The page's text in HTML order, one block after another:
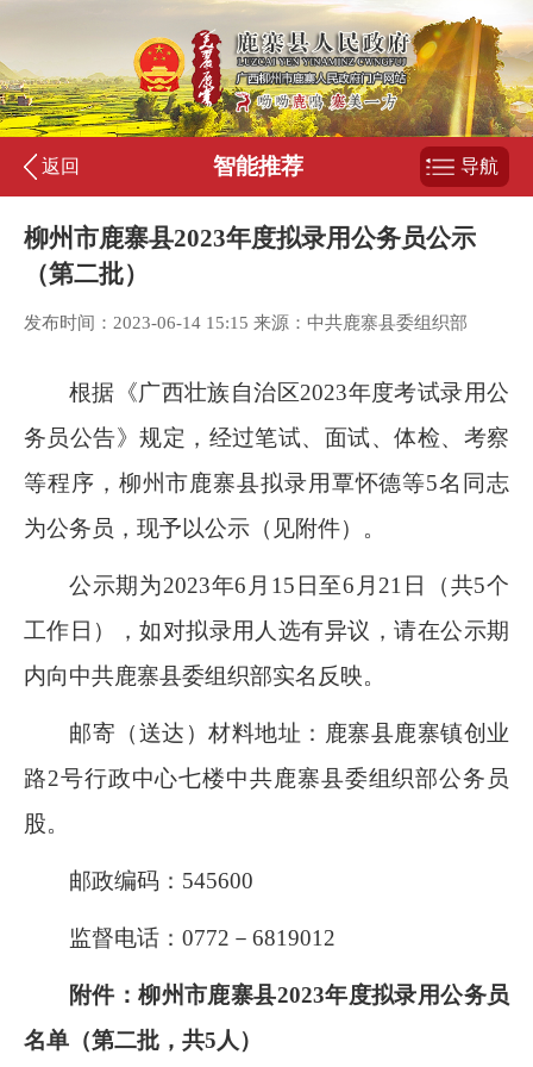
返回 智能推荐 导航
柳州市鹿寨县2023年度拟录用公务员公示
（第二批）
发布时间：2023-06-14 15:15 来源：中共鹿寨县委组织部
根据《广西壮族自治区2023年度考试录用公
务员公告》规定，经过笔试、面试、体检、考察
等程序，柳州市鹿寨县拟录用覃怀德等5名同志
为公务员，现予以公示（见附件）。
公示期为2023年6 月 15 日至6 月21 日（共5个
工作日），如对拟录用人选有异议，请在公示期
内向中共鹿寨县委组织部实名反映。
邮寄（送达）材料地址：鹿寨县鹿寨镇创业
路2号行政中心七楼中共鹿寨县委组织部公务员
股。
邮政编码： 545600
监督电话： 0772－6819012
附件：柳州市鹿寨县2023年度拟录用公务员
名单（第二批，共5人）